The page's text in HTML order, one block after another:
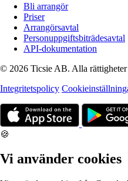
Bli arrangör
Priser
Arrangörsavtal
Personuppgiftsbiträdesavtal
API-dokumentation
© 2026 Ticsie AB. Alla rättigheter
Integritetspolicy
🍪
Vi använder cookies